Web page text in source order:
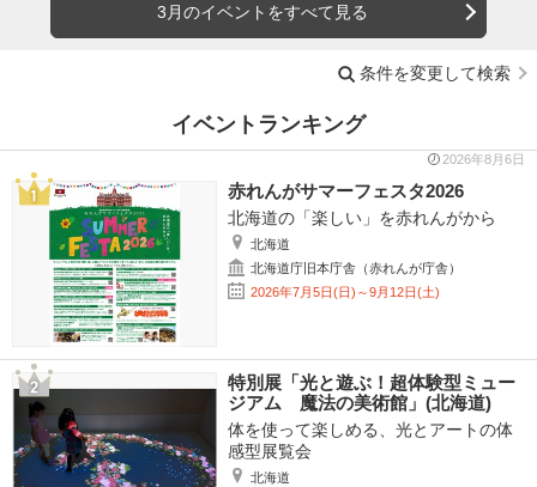
3月のイベントをすべて見る
条件を変更して検索
イベントランキング
2026年8月6日
赤れんがサマーフェスタ2026
北海道の「楽しい」を赤れんがから
北海道
北海道庁旧本庁舎（赤れんが庁舎）
2026年7月5日(日)～9月12日(土)
特別展「光と遊ぶ！超体験型ミュー
ジアム 魔法の美術館」(北海道)
体を使って楽しめる、光とアートの体
感型展覧会
北海道